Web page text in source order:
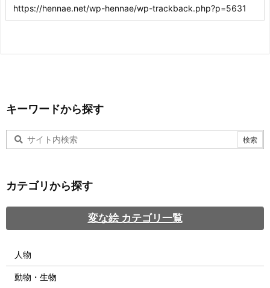
キーワードから探す
カテゴリから探す
変な絵 カテゴリ一覧
人物
動物・生物